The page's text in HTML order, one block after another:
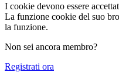
I cookie devono essere
La funzione cookie del suo
la funzione.
Non sei ancora membro?
Registrati ora